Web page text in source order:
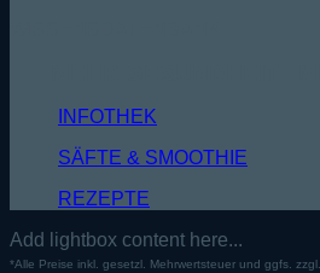
INFOTHEK
SÄFTE & SMOOTHIE
REZEPTE
Add lightbox content here...
*Alle Preise inkl. gesetzl. Mehrwertsteuer und ggfs. zzgl.